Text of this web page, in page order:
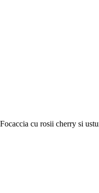
Focaccia cu rosii cherry si